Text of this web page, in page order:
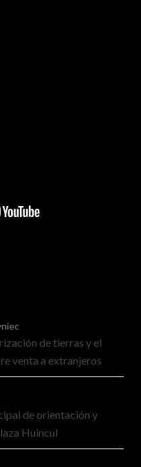
de tierras y el
venta a extranjeros
de orientación y
Huincul